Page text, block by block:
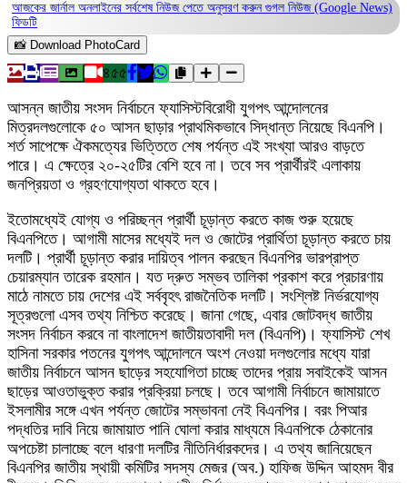
আজকের জার্নাল অনলাইনের সর্বশেষ নিউজ পেতে অনুসরণ করুন গুগল নিউজ (Google News)
ফিডটি
📸 Download PhotoCard
৪৫৫
আসন্ন জাতীয় সংসদ নির্বাচনে ফ্যাসিস্টবিরোধী যুগপৎ আন্দোলনের
মিত্রদলগুলোকে ৫০ আসন ছাড়ার প্রাথমিকভাবে সিদ্ধান্ত নিয়েছে বিএনপি।
শর্ত সাপেক্ষে ঐকমত্যের ভিত্তিতে শেষ পর্যন্ত এই সংখ্যা আরও বাড়তে
পারে। এ ক্ষেত্রে ২০-২৫টির বেশি হবে না। তবে সব প্রার্থীরই এলাকায়
জনপ্রিয়তা ও গ্রহণযোগ্যতা থাকতে হবে।
ইতোমধ্যেই যোগ্য ও পরিচ্ছন্ন প্রার্থী চূড়ান্ত করতে কাজ শুরু হয়েছে
বিএনপিতে। আগামী মাসের মধ্যেই দল ও জোটের প্রার্থিতা চূড়ান্ত করতে চায়
দলটি। প্রার্থী চূড়ান্ত করার দায়িত্ব পালন করছেন বিএনপির ভারপ্রাপ্ত
চেয়ারম্যান তারেক রহমান। যত দ্রুত সম্ভব তালিকা প্রকাশ করে প্রচারণায়
মাঠে নামতে চায় দেশের এই সর্ববৃহৎ রাজনৈতিক দলটি। সংশ্লিষ্ট নির্ভরযোগ্য
সূত্রগুলো এসব তথ্য নিশ্চিত করেছে। জানা গেছে, এবার জোটবদ্ধ জাতীয়
সংসদ নির্বাচন করবে না বাংলাদেশ জাতীয়তাবাদী দল (বিএনপি)। ফ্যাসিস্ট শেখ
হাসিনা সরকার পতনের যুগপৎ আন্দোলনে অংশ নেওয়া দলগুলোর মধ্যে যারা
জাতীয় নির্বাচনে আসন ছাড়ের সহযোগিতা চাচ্ছে তাদের প্রায় সবাইকেই আসন
ছাড়ের আওতাভুক্ত করার প্রক্রিয়া চলছে। তবে আগামী নির্বাচনে জামায়াতে
ইসলামীর সঙ্গে এখন পর্যন্ত জোটের সম্ভাবনা নেই বিএনপির। বরং পিআর
পদ্ধতির দাবি নিয়ে জামায়াত পানি ঘোলা করার মাধ্যমে বিএনপিকে ঠেকানোর
অপচেষ্টা চালাচ্ছে বলে ধারণা দলটির নীতিনির্ধারকদের। এ তথ্য জানিয়েছেন
বিএনপির জাতীয় স্থায়ী কমিটির সদস্য মেজর (অব.) হাফিজ উদ্দিন আহমদ বীর